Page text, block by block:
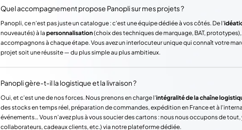
Quel accompagnement propose Panopli sur mes projets ?
Panopli, ce n'est pas juste un catalogue : c'est une équipe dédiée à vos côtés. De l'
nouveautés) à la personnalisation(choix des techniques de marquage, BAT,
accompagnons à chaque étape. Vous avez un interlocuteur unique qui connaît votre
projet soit une réussite — du plus simple au plus ambitieux.
Panopli gère-t-il la logistique et la livraison ?
Oui, et c'est une de nos forces. Nous prenons en charge l'intégralité de la chaîne
des stocks en temps réel, préparation de commandes, expédition en France et à
événements… Vous n'avez plus à vous soucier des cartons : nous nous occupons de
collaborateurs, cadeaux clients, etc.) via notre plateforme dédiée.